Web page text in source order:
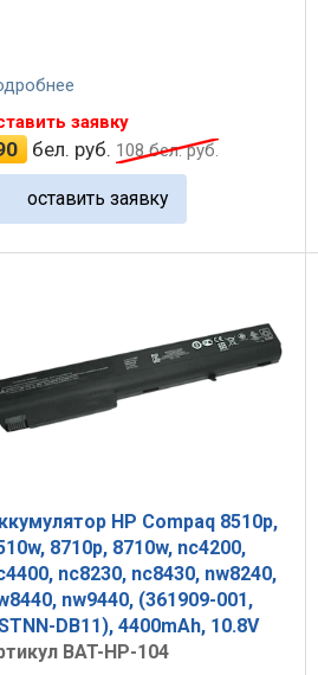
заявку
бел. руб. 108бел. руб.
оставить заявку
HP Compaq 8510p,
8710p, 8710w, nc4200,
nc8230, nc8430, nw8240,
nw9440, (361909-001,
DB11), 4400mAh, 10.8V
BAT-HP-104